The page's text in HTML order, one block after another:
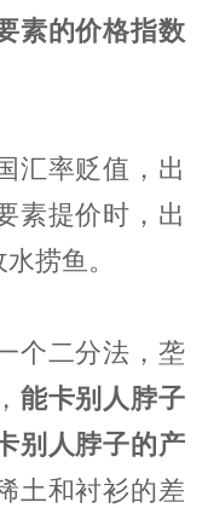
素的价格指数
汇率贬值，出
素提价时，出
捞鱼。
个二分法，垄
能卡别人脖子
别人脖子的产
土和衬衫的差